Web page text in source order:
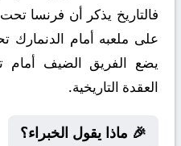
يضع الفريق الضيف
العقدة التاريخية.
🎉 ماذا يقول الخبراء؟